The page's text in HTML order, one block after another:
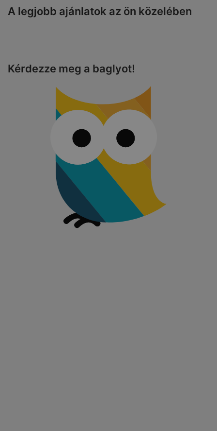
A legjobb ajánlatok az ön közelében
Kérdezze meg a baglyot!